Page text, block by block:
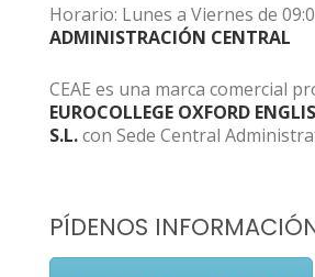
Horario: Lunes a Viernes de
ADMINISTRACIÓN CENTRAL
CEAE es una marca comercial
EUROCOLLEGE OXFORD
S.L.con Sede Central
PÍDENOS